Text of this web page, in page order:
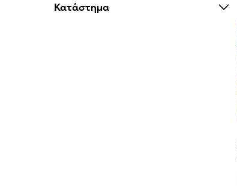
Κατάστημα